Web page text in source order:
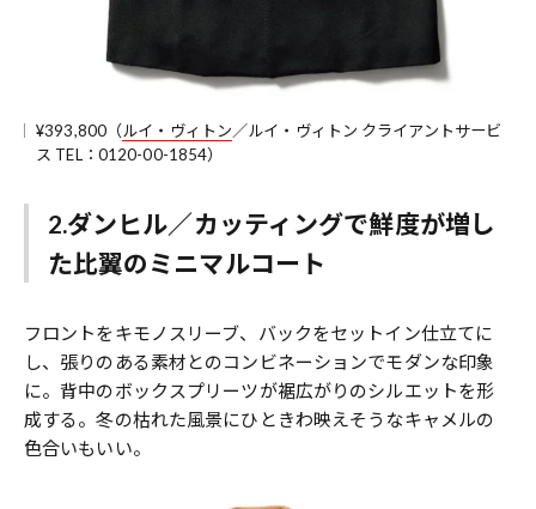
¥393,800（ルイ・ヴィトン／ルイ・ヴィトン クライアントサービ
ス TEL：0120-00-1854）
2.ダンヒル／カッティングで鮮度が増し
た比翼のミニマルコート
フロントをキモノスリーブ、バックをセットイン仕立てに
し、張りのある素材とのコンビネーションでモダンな印象
に。背中のボックスプリーツが裾広がりのシルエットを形
成する。冬の枯れた風景にひときわ映えそうなキャメルの
色合いもいい。